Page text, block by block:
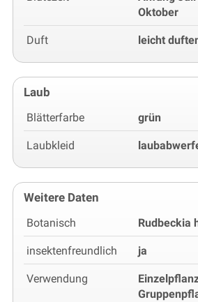
Oktober
Duft leicht
Laub
Blätterfarbe grün
Laubkleid
Weitere Daten
Botanisch Rudbeckia
insektenfreundlich ja
Verwendung